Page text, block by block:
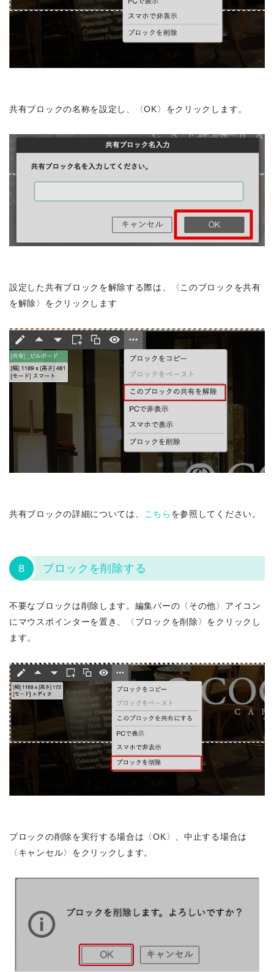
共有ブロックの名称を設定し、〈OK〉をクリックします。
設定した共有ブロックを解除する際は、〈このブロックを共有
を解除〉をクリックします
共有ブロックの詳細については、 こちら を参照してください。
8 ブロックを削除する
不要なブロックは削除します。編集バーの〈その他〉アイコン
にマウスポインターを置き、〈ブロックを削除〉をクリックし
ます。
ブロックの削除を実行する場合は〈OK〉、中止する場合は
〈キャンセル〉をクリックします。